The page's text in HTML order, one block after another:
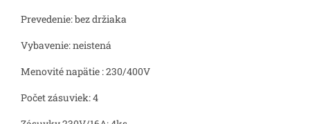
Prevedenie: bez držiaka
Vybavenie: neistená
Menovité napätie : 230/400V
Počet zásuviek: 4